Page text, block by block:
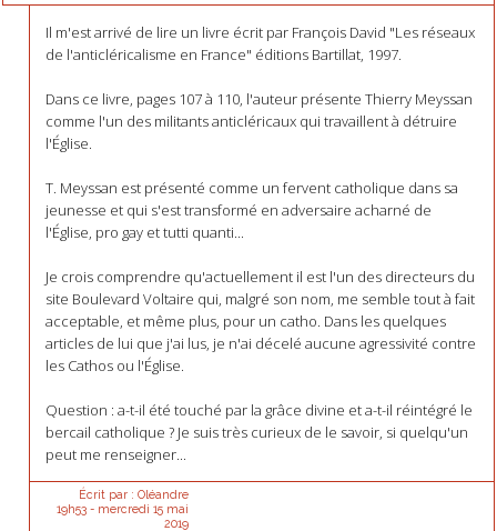
Il m'est arrivé de lire un livre écrit par François David "Les réseaux
de l'anticléricalisme en France" éditions Bartillat, 1997.
Dans ce livre, pages 107 à 110, l'auteur présente Thierry Meyssan
comme l'un des militants anticléricaux qui travaillent à détruire
l'Église.
T. Meyssan est présenté comme un fervent catholique dans sa
jeunesse et qui s'est transformé en adversaire acharné de
l'Église, pro gay et tutti quanti...
Je crois comprendre qu'actuellement il est l'un des directeurs du
site Boulevard Voltaire qui, malgré son nom, me semble tout à fait
acceptable, et même plus, pour un catho. Dans les quelques
articles de lui que j'ai lus, je n'ai décelé aucune agressivité contre
les Cathos ou l'Église.
Question : a-t-il été touché par la grâce divine et a-t-il réintégré le
bercail catholique ? Je suis très curieux de le savoir, si quelqu'un
peut me renseigner...
Écrit par : Oléandre
19h53- mercredi 15 mai
2019